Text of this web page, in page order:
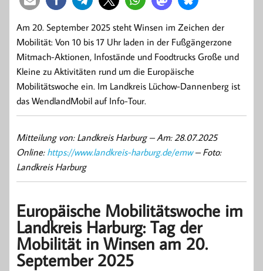
Am 20. September 2025 steht Winsen im Zeichen der
Mobilität: Von 10 bis 17 Uhr laden in der Fußgängerzone
Mitmach-Aktionen, Infostände und Foodtrucks Große und
Kleine zu Aktivitäten rund um die Europäische
Mobilitätswoche ein. Im Landkreis Lüchow-Dannenberg ist
das WendlandMobil auf Info-Tour.
Mitteilung von: Landkreis Harburg –Am: 28.07.2025
Online: https://www.landkreis-harburg.de/emw– Foto:
Landkreis Harburg
Europäische Mobilitätswoche im
Landkreis Harburg: Tag der
Mobilität in Winsen am 20.
September 2025